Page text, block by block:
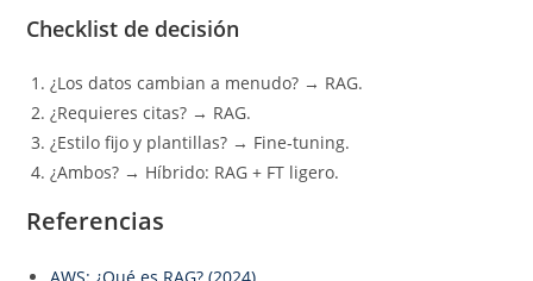
Checklist de decisión
¿Los datos cambian a menudo? → RAG.
¿Requieres citas? → RAG.
¿Estilo fijo y plantillas? → Fine‑tuning.
¿Ambos? → Híbrido: RAG + FT ligero.
Referencias
AWS: ¿Qué es RAG? (2024)